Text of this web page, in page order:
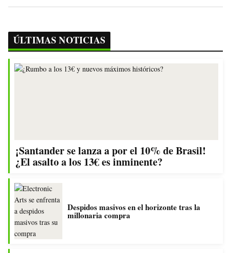
ÚLTIMAS NOTICIAS
¡Santander se lanza a por el 10% de Brasil!
¿El asalto a los 13€ es inminente?
Despidos masivos en el horizonte tras la
millonaria compra